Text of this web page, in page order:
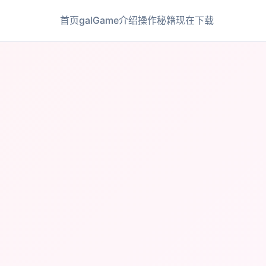
首页galGame介绍操作秘籍现在下载